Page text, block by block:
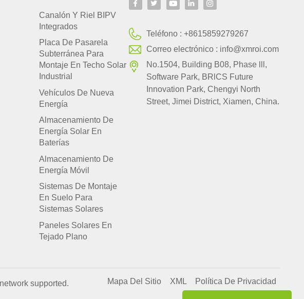
Canalón Y Riel BIPV
Integrados
Placa De Pasarela
Subterránea Para
Montaje En Techo Solar
Industrial
Vehículos De Nueva
Energía
Almacenamiento De
Energía Solar En
Baterías
Almacenamiento De
Energía Móvil
Sistemas De Montaje
En Suelo Para
Sistemas Solares
Paneles Solares En
Tejado Plano
Teléfono :+8615859279267
Correo electrónico : info@xmroi.com
No.1504, Building B08, Phase lll,
Software Park, BRlCS Future
Innovation Park, Chengyi North
Street, Jimei District, Xiamen, China.
network supported. Mapa Del Sitio XML Política De Privacidad